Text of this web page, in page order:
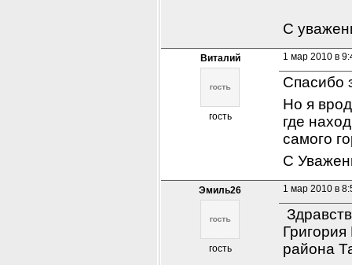
С
Виталий
гость
1 мар 2010 в
Спасибо
Но я
где
самого
С
Эмиль26
гость
1 мар 2010 в
района